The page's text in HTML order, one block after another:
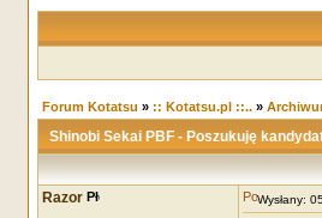
Forum Kotatsu » :: Kotatsu.pl ::..»
Shinobi Sekai PBF - Poszukuję
Razor Wysłany: